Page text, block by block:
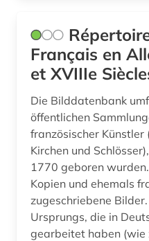
kulturerbe (2)
kulturgeschichte (1)
kunst (4)
kunstmarkt (1)
kunstrichtung (1)
kunstsammlung (1)
Français en
et XVIIIe
Die Bilddatenbank
öffentlichen
französischer Künstler
Kirchen und
1770 geboren
Kopien und ehemals
zugeschriebene
Ursprungs, die in
gearbeitet haben (wie